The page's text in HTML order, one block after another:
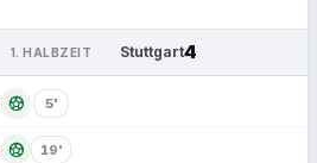
1. HALBZEIT 4
Stuttgart
sports_soccer 5'
sports_soccer 19'